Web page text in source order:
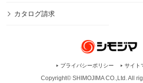
カタログ請求
プライバシーポリシー サイト
Copyright© SHIMOJIMA CO.,Ltd. All